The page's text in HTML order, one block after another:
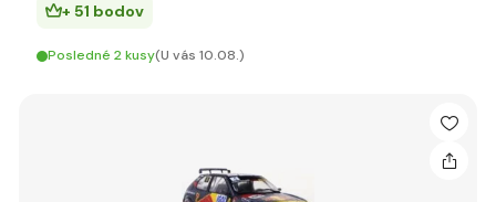
+ 51 bodov
Posledné 2 kusy(U vás 10.08.)